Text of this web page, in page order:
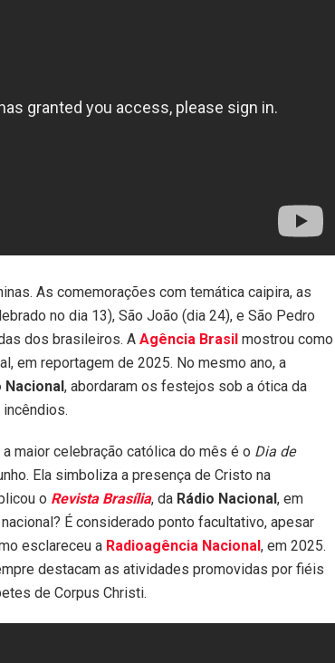
As comemorações com temática caipira, as
no dia 13), São João (dia 24), e São Pedro
dos brasileiros. A Agência Brasil mostrou como
em reportagem de 2025. No mesmo ano, a
Nacional, abordaram os festejos sob a ótica da
maior celebração católica do mês é o Dia de
Ela simboliza a presença de Cristo na
o Revista Brasília, da Rádio Nacional, em
É considerado ponto facultativo, apesar
esclareceu a Radioagência Nacional, em 2025.
destacam as atividades promovidas por fiéis
de Corpus Christi.